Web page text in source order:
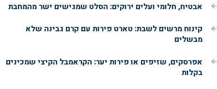
אבטיח, חלומי ועלים ירוקים: הסלט שמגישים ישר מהמחבת
קינוח מרשים לשבת: טארט פירות עם קרם גבינה שלא
מבשלים
אפרסקים, שזיפים או פירות יער: הקראמבל הקיצי שמכינים
בקלות